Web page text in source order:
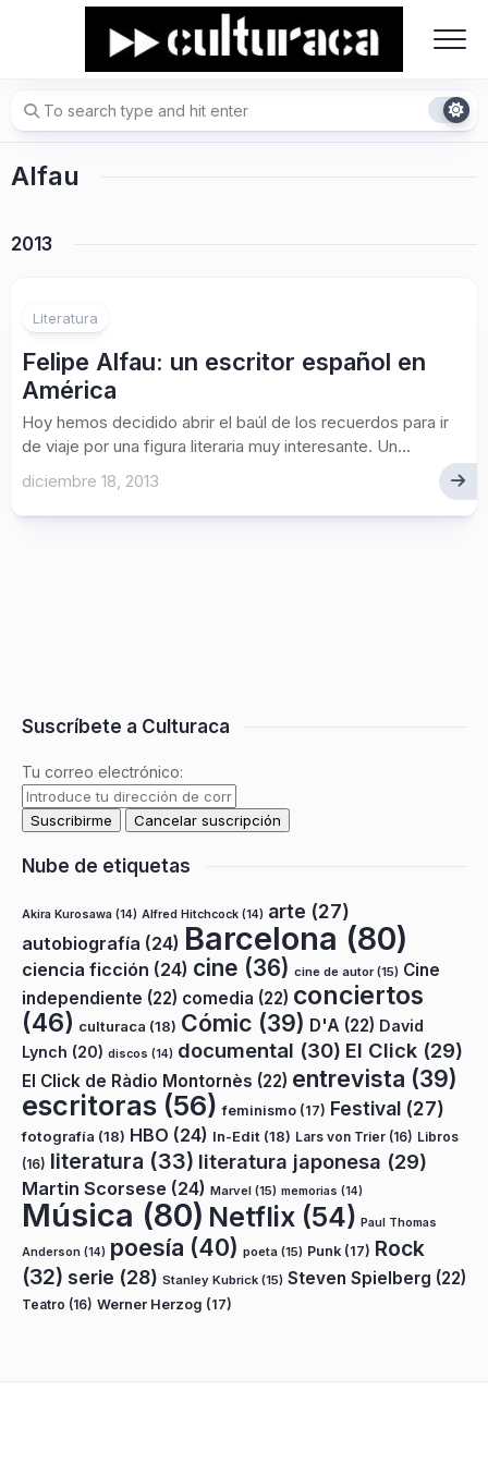
Alfau
2013
Literatura
Felipe Alfau: un escritor español en
América
Hoy hemos decidido abrir el baúl de los recuerdos para ir
de viaje por una figura literaria muy interesante. Un...
diciembre 18, 2013
Suscríbete a Culturaca
Tu correo electrónico:
Nube de etiquetas
Akira Kurosawa (14) Alfred Hitchcock (14) arte (27)
autobiografía (24) Barcelona (80)
ciencia ficción (24) cine (36) cine de autor(15) Cine
independiente (22) comedia (22) conciertos
(46) culturaca (18) Cómic (39) D'A (22) David
Lynch (20) discos (14) documental (30) El Click (29)
El Click de Ràdio Montornès (22) entrevista (39)
escritoras (56) feminismo (17) Festival (27)
fotografía (18) HBO (24) In-Edit (18) Lars von Trier (16) Libros
(16) literatura (33) literatura japonesa (29)
Martin Scorsese (24) Marvel (15) memorias (14)
Música (80) Netflix (54) Paul Thomas
Anderson (14) poesía (40) poeta (15) Punk (17) Rock
(32) serie (28) Stanley Kubrick (15) Steven Spielberg (22)
Teatro (16) Werner Herzog (17)